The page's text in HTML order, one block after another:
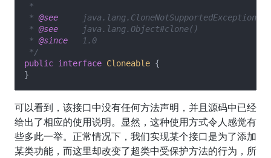
*
* @see
     java.lang.CloneNotSupportedException
* @see
     java.lang.Object#clone()
* @since
   1.0
*/
public interface Cloneable {
可以看到，该接口中没有任何方法声明，并且源码中已经
给出了相应的使用说明。显然，这种使用方式令人感觉有
些多此一举。正常情况下，我们实现某个接口是为了添加
某类功能，而这里却改变了超类中受保护方法的行为，所